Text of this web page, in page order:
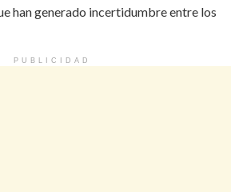
han generado incertidumbre entre los
PUBLICIDAD